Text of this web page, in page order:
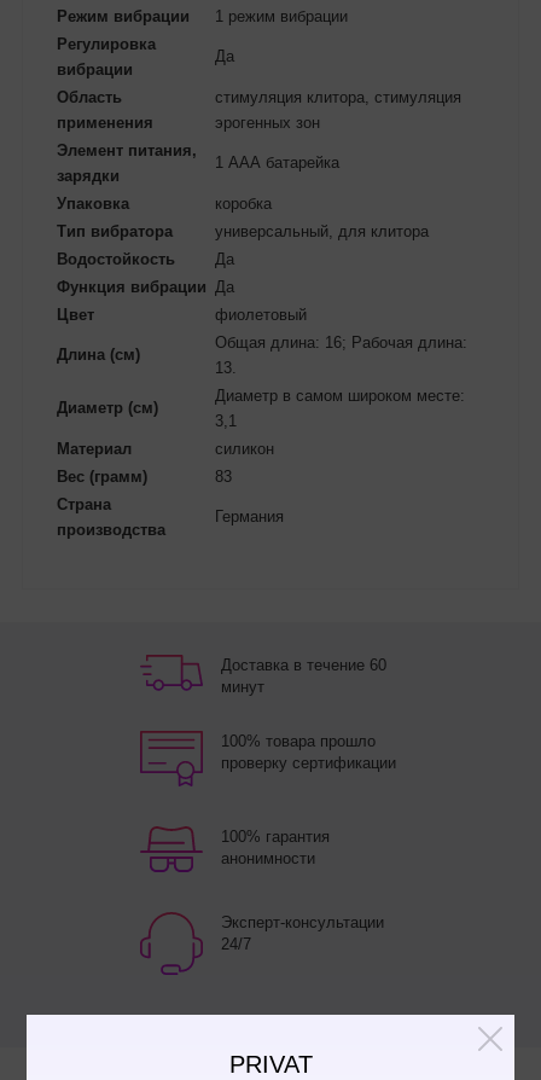
PRIVAT
Режим вибрации
1 режим вибрации
Регулировка
вибрации
Да
Область
применения
стимуляция клитора, стимуляция
эрогенных зон
Элемент питания,
зарядки
1 ААА батарейка
Упаковка
коробка
Тип вибратора
универсальный, для клитора
Водостойкость
Да
Функция вибрации Да
Цвет
фиолетовый
Длина (см)
Общая длина: 16; Рабочая длина:
13.
Диаметр (см)
Диаметр в самом широком месте:
3,1
Материал
силикон
Вес (грамм)
83
Страна
производства
Германия
Доставка в течение 60
минут
100% товара прошло
проверку сертификации
100% гарантия
анонимности
Эксперт-консультации
24/7